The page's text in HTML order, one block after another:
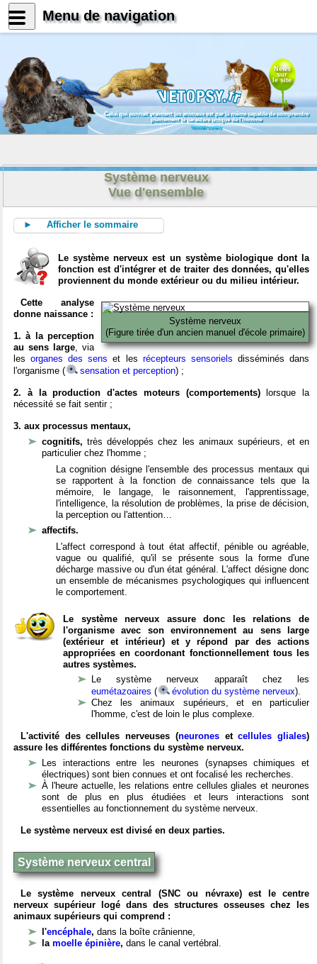
News
sur
le site
Celui qui connait vraiment les animaux est par là même capable de comprendre
pleinement le caractère unique de l'homme
Konrad Lorenz
Système nerveux
Vue d'ensemble
► Afficher le sommaire
Le système nerveux est un système biologique dont la
fonction est d'intégrer et de traiter des données, qu'elles
proviennent du monde extérieur ou du milieu intérieur.
Système nerveux
(Figure tirée d'un ancien manuel d'école primaire)
Cette analyse
donne naissance :
1. à la perception
au sens large, via
lesorganes des sens et les récepteurs sensoriels disséminés dans
l'organisme (
sensation et perception) ;
2. à la production d'actes moteurs (comportements)lorsque la
nécessité se fait sentir ;
3. aux processus mentaux,
cognitifs,très développés chez les animaux supérieurs, et en
particulier chez l'homme ;
La cognition désigne l'ensemble des processus mentaux qui
se rapportent à la fonction de connaissance tels que la
mémoire, le langage, le raisonnement, l'apprentissage,
l'intelligence, la résolution de problèmes, la prise de décision,
la perception ou l'attention…
affectifs.
L'affect correspond à tout état affectif, pénible ou agréable,
vague ou qualifié, qu'il se présente sous la forme d'une
décharge massive ou d'un état général. L'affect désigne donc
un ensemble de mécanismes psychologiques qui influencent
le comportement.
Le système nerveux assure donc les relations de
l'organisme avec son environnement au sens large
(extérieur et intérieur) et y répond par des actions
appropriées en coordonant fonctionnellement tous les
autres systèmes.
Le système nerveux apparaît chez les
eumétazoaires ( évolution du système nerveux).
Chez les animaux supérieurs, et en particulier
l'homme, c'est de loin le plus complexe.
L'activité des cellules nerveuses (neuronesetcellules gliales)
assure les différentes fonctions du système nerveux.
Les interactions entre les neurones (synapses chimiques et
électriques) sont bien connues et ont focalisé les recherches.
À l'heure actuelle, les relations entre cellules gliales et neurones
sont de plus en plus étudiées et leurs interactions sont
essentielles au fonctionnement du système nerveux.
Le système nerveux est divisé en deux parties.
Système nerveux central
Le système nerveux central (SNC ou névraxe) est le centre
nerveux supérieur logé dans des structures osseuses chez les
animaux supérieurs qui comprend :
l'encéphale, dans la boîte crânienne,
la moelle épinière, dans le canal vertébral.
Menu de navigation